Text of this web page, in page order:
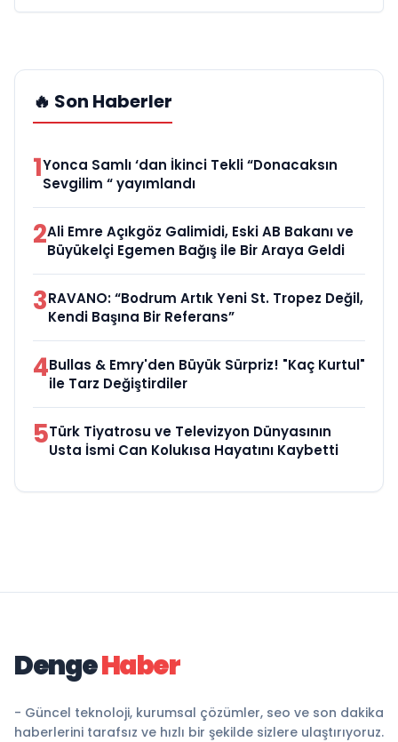
🔥 Son Haberler
1Yonca Samlı ‘dan İkinci Tekli “Donacaksın
Sevgilim “ yayımlandı
2Ali Emre Açıkgöz Galimidi, Eski AB Bakanı ve
Büyükelçi Egemen Bağış ile Bir Araya Geldi
3RAVANO: “Bodrum Artık Yeni St. Tropez Değil,
Kendi Başına Bir Referans”
4Bullas & Emry'den Büyük Sürpriz! "Kaç Kurtul"
ile Tarz Değiştirdiler
5Türk Tiyatrosu ve Televizyon Dünyasının
Usta İsmi Can Kolukısa Hayatını Kaybetti
DengeHaber
- Güncel teknoloji, kurumsal çözümler, seo ve son dakika
haberlerini tarafsız ve hızlı bir şekilde sizlere ulaştırıyoruz.